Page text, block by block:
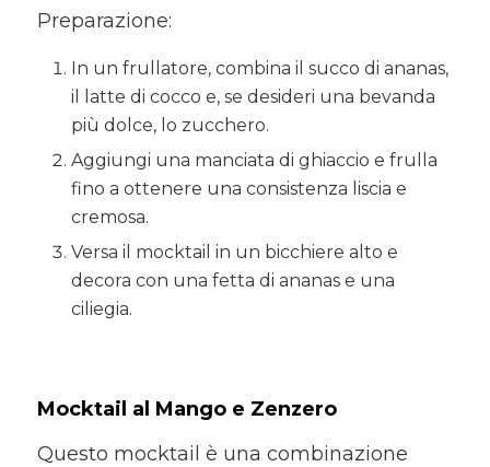
Preparazione:
In un frullatore, combina il succo di ananas,
il latte di cocco e, se desideri una bevanda
più dolce, lo zucchero.
Aggiungi una manciata di ghiaccio e frulla
fino a ottenere una consistenza liscia e
cremosa.
Versa il mocktail in un bicchiere alto e
decora con una fetta di ananas e una
ciliegia.
Mocktail al Mango e Zenzero
Questo mocktail è una combinazione